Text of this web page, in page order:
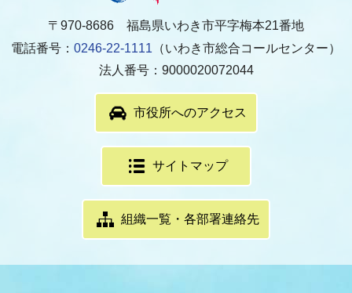
〒970-8686 福島県いわき市平字梅本21番地
電話番号： 0246-22-1111 （いわき市総合コールセンター）
法人番号：9000020072044
市役所へのアクセス
サイトマップ
組織一覧・各部署連絡先